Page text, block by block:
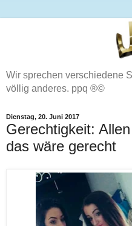
Wir sprechen verschiedene
völlig anderes. ppq ®©
Dienstag, 20. Juni 2017
Gerechtigkeit:
das wäre gerecht